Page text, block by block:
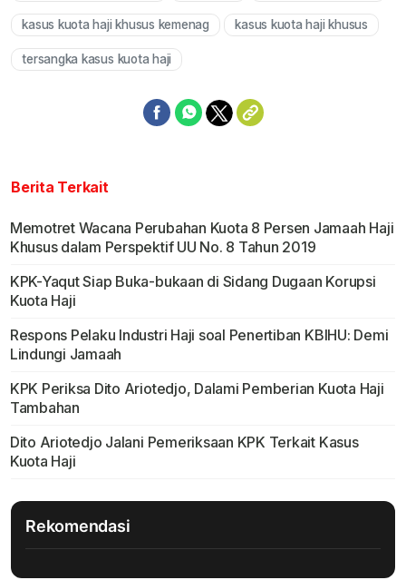
kasus kuota haji khusus kemenag kasus kuota haji khusus
tersangka kasus kuota haji
Berita Terkait
Memotret Wacana Perubahan Kuota 8 Persen Jamaah Haji
Khusus dalam Perspektif UU No. 8 Tahun 2019
KPK-Yaqut Siap Buka-bukaan di Sidang Dugaan Korupsi
Kuota Haji
Respons Pelaku Industri Haji soal Penertiban KBIHU: Demi
Lindungi Jamaah
KPK Periksa Dito Ariotedjo, Dalami Pemberian Kuota Haji
Tambahan
Dito Ariotedjo Jalani Pemeriksaan KPK Terkait Kasus
Kuota Haji
Rekomendasi